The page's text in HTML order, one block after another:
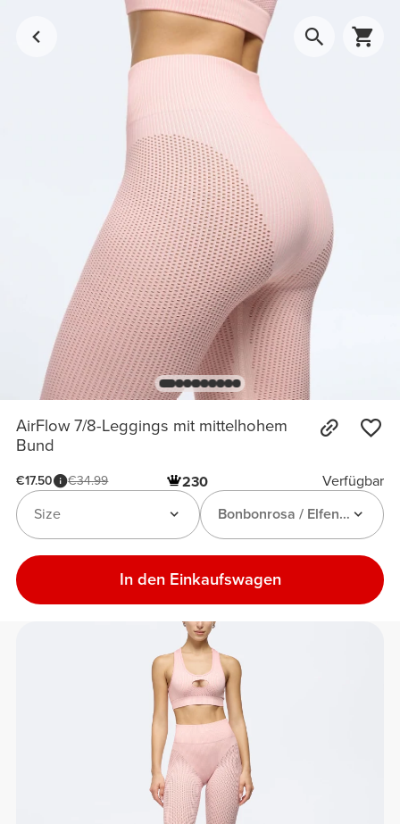
AirFlow 7/8-Leggings mit mittelhohem
Bund
€17.50 €34.99 230
Verfügbar
Bonbonrosa / Elfenbeinweiß
Size
In den Einkaufswagen